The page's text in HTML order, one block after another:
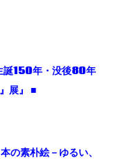
誕150年・没後80年
展』 ■
本の素朴絵－ゆるい、